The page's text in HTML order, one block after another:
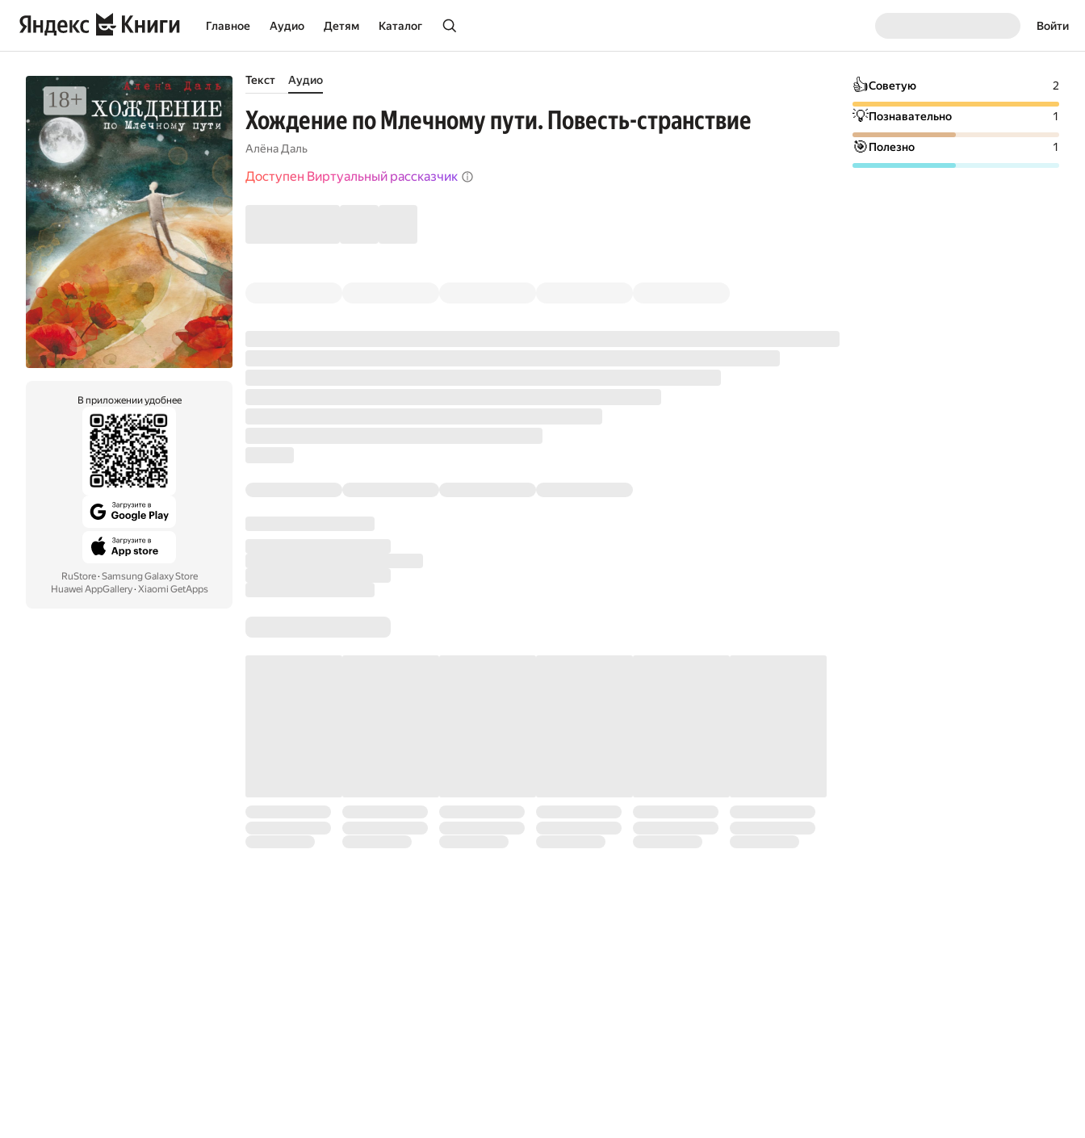
Главное Аудио Детям Каталог Войти
В приложении удобнее
RuStore· Samsung Galaxy Store
Huawei AppGallery· Xiaomi GetApps
Текст Аудио
Хождение по Млечному пути. Повесть-странствие
Алёна Даль
Доступен Виртуальный рассказчик
👍Советую 2
💡Познавательно 1
🎯Полезно 1